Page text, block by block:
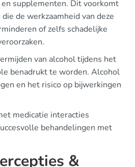
supplementen. Dit voorkomt
de werkzaamheid van deze
of zelfs schadelijke
van alcohol tijdens het
benadrukt te worden. Alcohol
en het risico op bijwerkingen
medicatie interacties
behandelingen met
&